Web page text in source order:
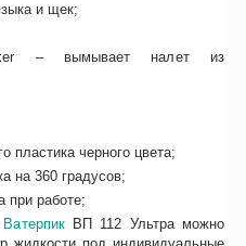
и щек;
– вымывает налет из
пластика черного цвета;
на 360 градусов;
при работе;
ВП 112 Ультра можно